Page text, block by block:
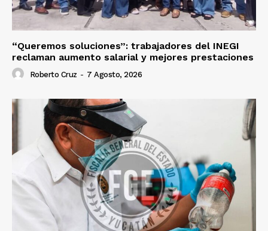
“Queremos soluciones”: trabajadores del INEGI
reclaman aumento salarial y mejores prestaciones
Roberto Cruz - 7 Agosto, 2026